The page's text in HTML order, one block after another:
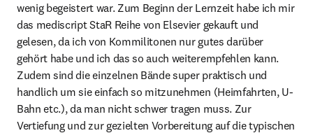
wenig begeistert war. Zum Beginn der Lernzeit habe ich mir
das mediscript StaR Reihe von Elsevier gekauft und
gelesen, da ich von Kommilitonen nur gutes darüber
gehört habe und ich das so auch weiterempfehlen kann.
Zudem sind die einzelnen Bände super praktisch und
handlich um sie einfach so mitzunehmen (Heimfahrten, U-
Bahn etc.), da man nicht schwer tragen muss. Zur
Vertiefung und zur gezielten Vorbereitung auf die typischen